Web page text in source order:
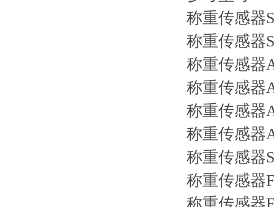
称重传感器
称重传感器
称重传感器
称重传感器
称重传感器
称重传感器
称重传感器
称重传感器